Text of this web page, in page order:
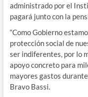
administrado por el
pagará junto con la
“Como Gobierno
protección social de
ser indiferentes, por lo
apoyo concreto para
mayores gastos
Bravo Bassi.